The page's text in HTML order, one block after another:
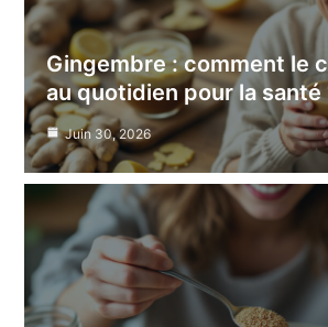
Gingembre : comment le
au quotidien pour la santé
Juin 30, 2026